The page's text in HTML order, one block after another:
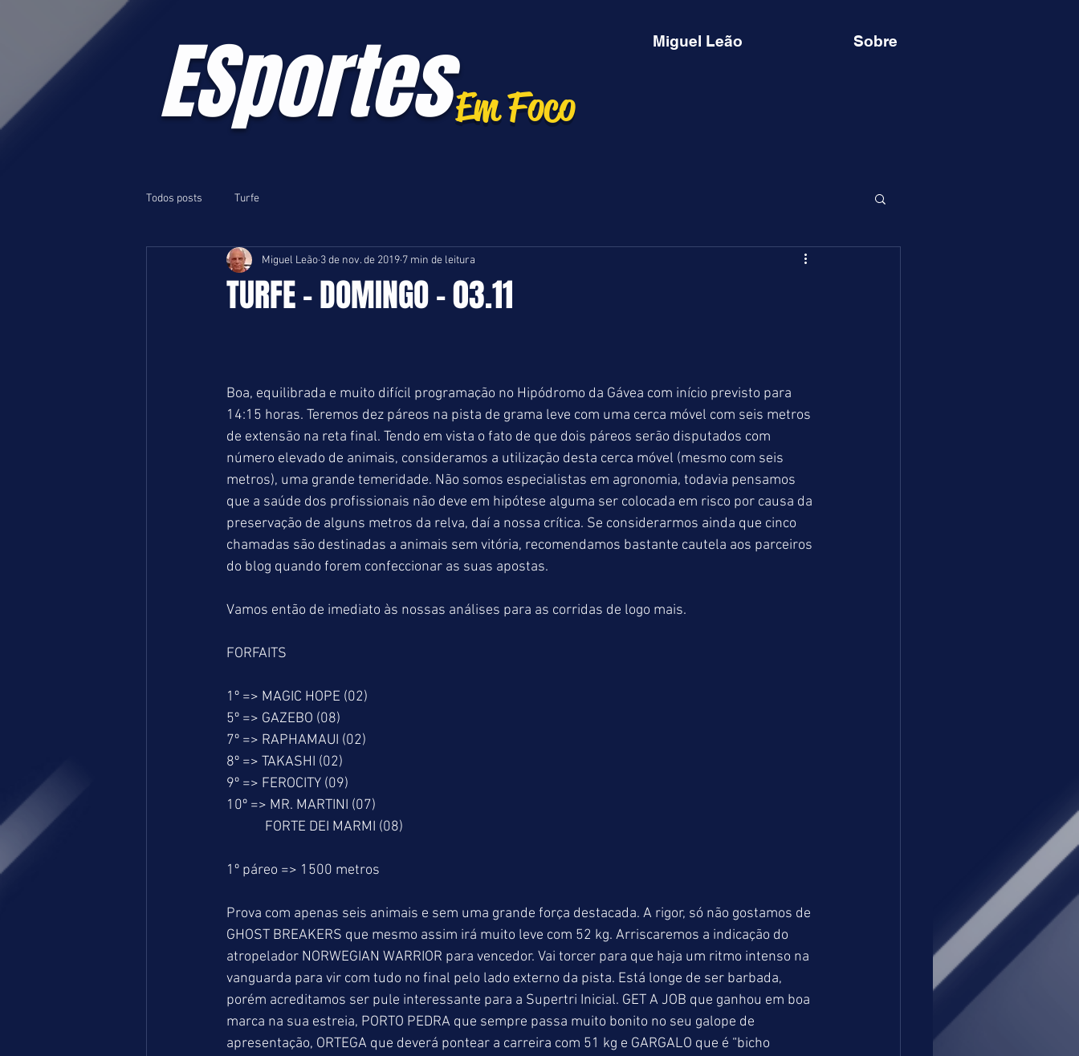
ESportesEm Foco
Miguel Leão Sobre
Todos posts Turfe
TURFE - DOMINGO - 03.11
Miguel Leão 3 de nov. de 2019 7 min de leitura
Boa, equilibrada e muito difícil programação no Hipódromo da Gávea com início previsto para
14:15 horas. Teremos dez páreos na pista de grama leve com uma cerca móvel com seis metros
de extensão na reta final. Tendo em vista o fato de que dois páreos serão disputados com
número elevado de animais, consideramos a utilização desta cerca móvel (mesmo com seis
metros), uma grande temeridade. Não somos especialistas em agronomia, todavia pensamos
que a saúde dos profissionais não deve em hipótese alguma ser colocada em risco por causa da
preservação de alguns metros da relva, daí a nossa crítica. Se considerarmos ainda que cinco
chamadas são destinadas a animais sem vitória, recomendamos bastante cautela aos parceiros
do blog quando forem confeccionar as suas apostas.
Vamos então de imediato às nossas análises para as corridas de logo mais.
FORFAITS
1º => MAGIC HOPE (02)
5º => GAZEBO (08)
7º => RAPHAMAUI (02)
8º => TAKASHI (02)
9º => FEROCITY (09)
10º => MR. MARTINI (07)
            FORTE DEI MARMI (08)
1º páreo => 1500 metros
Prova com apenas seis animais e sem uma grande força destacada. A rigor, só não gostamos de
GHOST BREAKERS que mesmo assim irá muito leve com 52 kg. Arriscaremos a indicação do
atropelador NORWEGIAN WARRIOR para vencedor. Vai torcer para que haja um ritmo intenso na
vanguarda para vir com tudo no final pelo lado externo da pista. Está longe de ser barbada,
porém acreditamos ser pule interessante para a Supertri Inicial. GET A JOB que ganhou em boa
marca na sua estreia, PORTO PEDRA que sempre passa muito bonito no seu galope de
apresentação, ORTEGA que deverá pontear a carreira com 51 kg e GARGALO que é “bicho